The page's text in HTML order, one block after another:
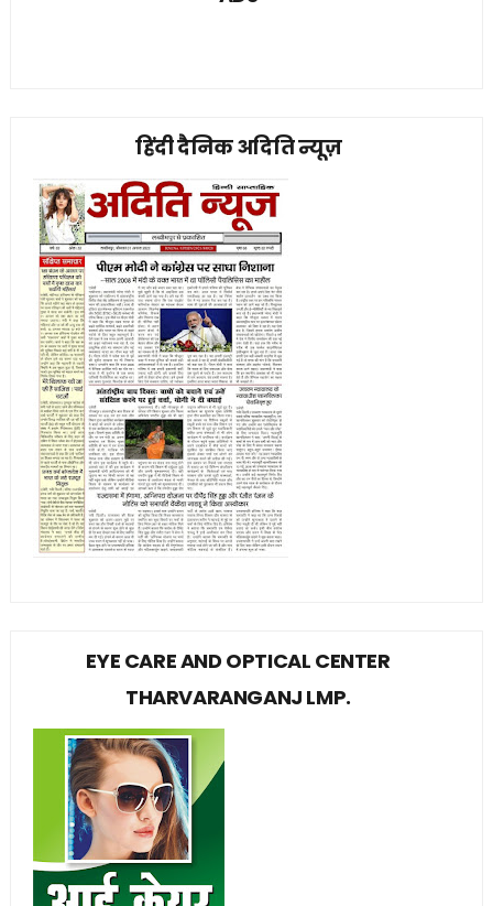
हिंदी दैनिक अदिति न्यूज़
EYE CARE AND OPTICAL CENTER
THARVARANGANJ LMP.